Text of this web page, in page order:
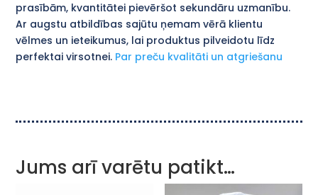
prasībām, kvantitātei pievēršot sekundāru uzmanību.
Ar augstu atbildības sajūtu ņemam vērā klientu
vēlmes un ieteikumus, lai produktus pilveidotu līdz
perfektai virsotnei. Par preču kvalitāti un atgriešanu
Jums arī varētu patikt…